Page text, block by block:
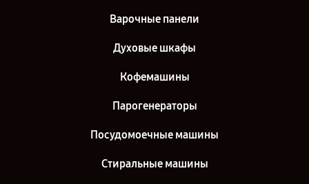
Ремонт стиральной машины Siemens WDI 1442 EU в г. Воронеж
Ремонт стиральной машины Siemens WDI 1442 EU в г. Саратов
Ремонт стиральной машины Siemens WDI 1442 EU в г. Самара
Варочные панели
Духовые шкафы
Кофемашины
Парогенераторы
Посудомоечные машины
Стиральные машины